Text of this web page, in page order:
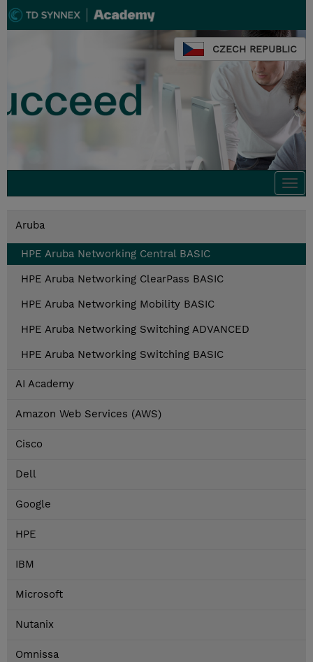
CZECH REPUBLIC
Aruba
HPE Aruba Networking Central BASIC
HPE Aruba Networking ClearPass BASIC
HPE Aruba Networking Mobility BASIC
HPE Aruba Networking Switching ADVANCED
HPE Aruba Networking Switching BASIC
AI Academy
Amazon Web Services (AWS)
Cisco
Dell
Google
HPE
IBM
Microsoft
Nutanix
Omnissa